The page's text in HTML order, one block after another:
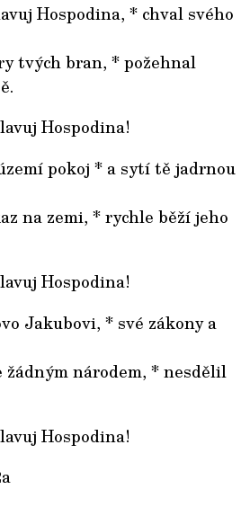
Hospodina, * chval svého
tvých bran, * požehnal
Hospodina!
pokoj * a sytí tě jadrnou
na zemi, * rychle běží jeho
Hospodina!
Jakubovi, * své zákony a
žádným národem, * nesdělil
Hospodina!